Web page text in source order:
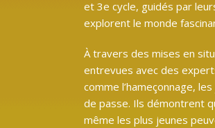
et 3e cycle, guidés par
explorent le monde
À travers des mises en
entrevues avec des
comme l’hameçonnage,
de passe. Ils démontrent
même les plus jeunes